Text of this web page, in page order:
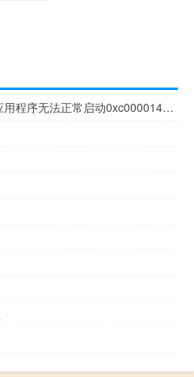
文明5 0xc000007b（文明5应用程序无法正常启动0xc0000142）